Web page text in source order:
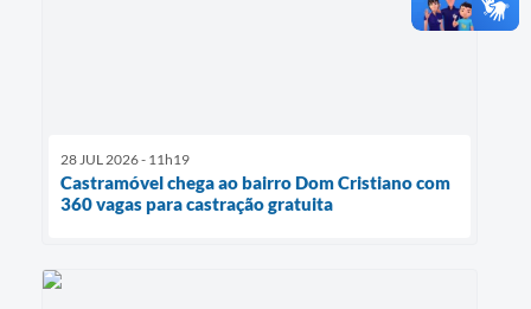
28 JUL 2026 - 11h19
Castramóvel chega ao bairro Dom Cristiano com
360 vagas para castração gratuita